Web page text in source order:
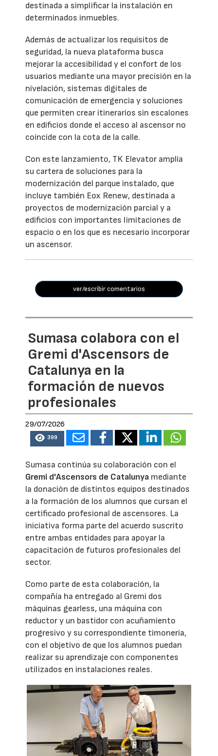
destinada a simplificar la instalación en
determinados inmuebles.
Además de actualizar los requisitos de
seguridad, la nueva plataforma busca
mejorar la accesibilidad y el confort de los
usuarios mediante una mayor precisión en la
nivelación, sistemas digitales de
comunicación de emergencia y soluciones
que permiten crear itinerarios sin escalones
en edificios donde el acceso al ascensor no
coincide con la cota de la calle.
Con este lanzamiento, TK Elevator amplía
su cartera de soluciones para la
modernización del parque instalado, que
incluye también Eox Renew, destinada a
proyectos de modernización parcial y a
edificios con importantes limitaciones de
espacio o en los que es necesario incorporar
un ascensor.
ver/escribir comentarios
Sumasa colabora con el
Gremi d'Ascensors de
Catalunya en la
formación de nuevos
profesionales
29/07/2026
399
Sumasa continúa su colaboración con el
Gremi d'Ascensors de Catalunya mediante
la donación de distintos equipos destinados
a la formación de los alumnos que cursan el
certificado profesional de ascensores. La
iniciativa forma parte del acuerdo suscrito
entre ambas entidades para apoyar la
capacitación de futuros profesionales del
sector.
Como parte de esta colaboración, la
compañía ha entregado al Gremi dos
máquinas gearless, una máquina con
reductor y un bastidor con acuñamiento
progresivo y su correspondiente timonería,
con el objetivo de que los alumnos puedan
realizar su aprendizaje con componentes
utilizados en instalaciones reales.